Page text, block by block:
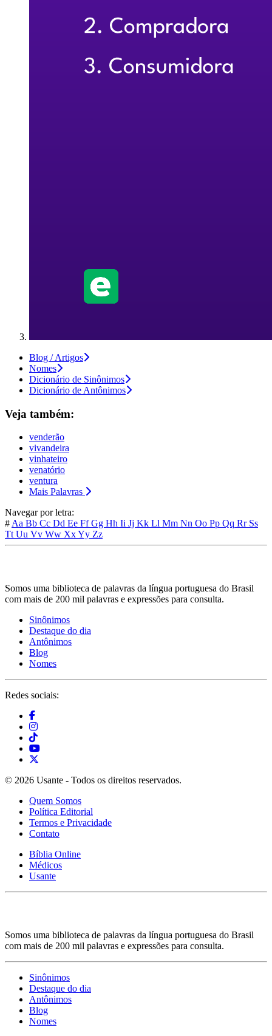
Blog / Artigos
Nomes
Dicionário de Sinônimos
Dicionário de Antônimos
Veja também:
venderão
vivandeira
vinhateiro
venatório
ventura
Mais Palavras
Navegar por letra:
# Aa Bb Cc Dd Ee FfGg Hh Ii Jj Kk Ll Mm Nn Oo Pp Qq Rr Ss
Tt Uu Vv Ww XxYy Zz
Somos uma biblioteca de palavras da língua portuguesa do Brasil
com mais de 200 mil palavras e expressões para consulta.
Sinônimos
Destaque do dia
Antônimos
Blog
Nomes
Redes sociais:
© 2026 Usante - Todos os direitos reservados.
Quem Somos
Política Editorial
Termos e Privacidade
Contato
Bíblia Online
Médicos
Usante
Somos uma biblioteca de palavras da língua portuguesa do Brasil
com mais de 200 mil palavras e expressões para consulta.
Sinônimos
Destaque do dia
Antônimos
Blog
Nomes